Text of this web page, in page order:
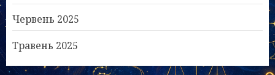
Червень 2025
Травень 2025